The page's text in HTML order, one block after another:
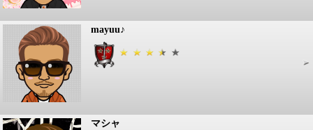
mayuu♪
マシャ